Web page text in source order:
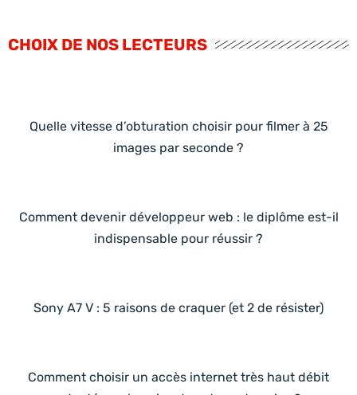
CHOIX DE NOS LECTEURS
Quelle vitesse d’obturation choisir pour filmer à 25
images par seconde ?
Comment devenir développeur web : le diplôme est-il
indispensable pour réussir ?
Sony A7 V : 5 raisons de craquer (et 2 de résister)
Comment choisir un accès internet très haut débit